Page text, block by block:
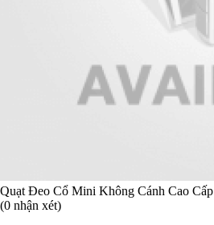
Quạt Đeo Cổ Mini Không Cánh Cao Cấp
(0 nhận xét)